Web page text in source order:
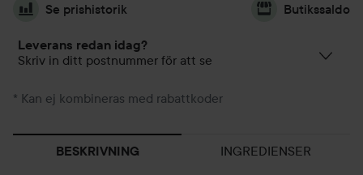
Se prishistorik Butikssaldo
Leverans redan idag?
Skriv in ditt postnummer för att se
* Kan ej kombineras med rabattkoder
BESKRIVNING INGREDIENSER